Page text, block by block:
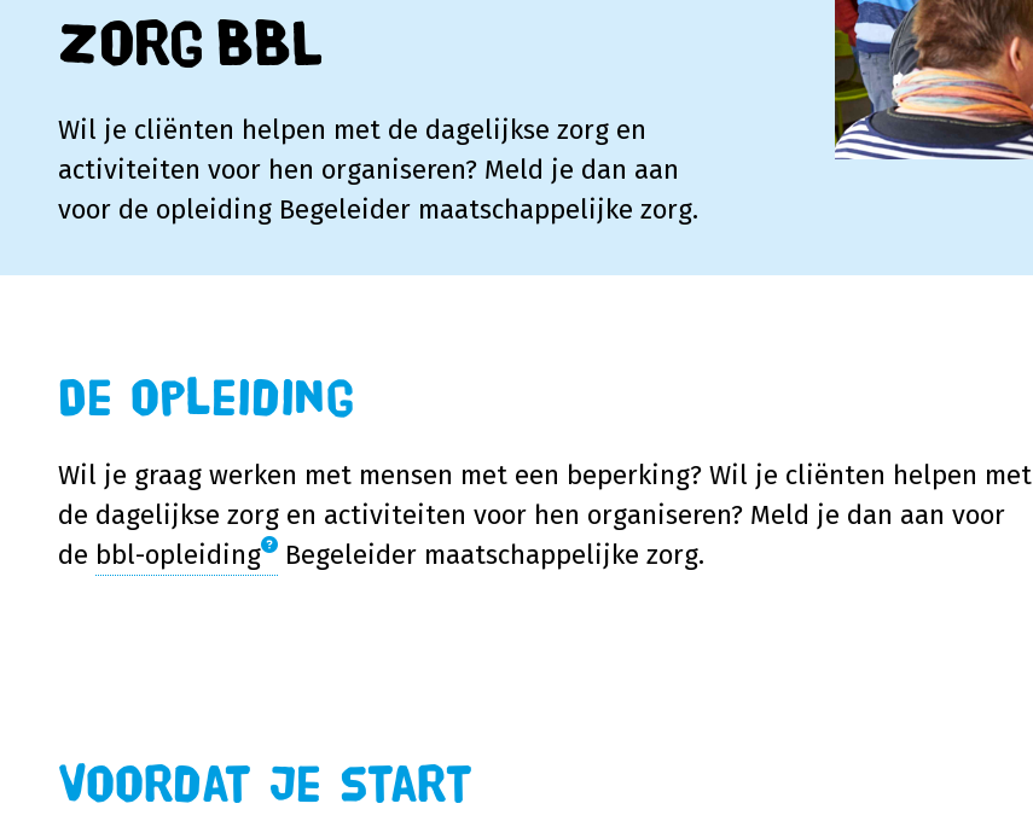
zorg BBL
Wil je cliënten helpen met de dagelijkse zorg en
activiteiten voor hen organiseren? Meld je dan aan
voor de opleiding Begeleider maatschappelijke zorg.
De opleiding
Wil je graag werken met mensen met een beperking? Wil je cliënten helpen met
de dagelijkse zorg en activiteiten voor hen organiseren? Meld je dan aan voor
de bbl-opleiding Begeleider maatschappelijke zorg.
Voordat je start